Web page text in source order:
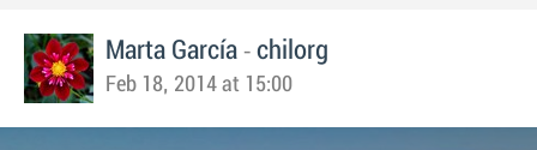
Marta García - chilorg
Feb 18, 2014 at 15:00